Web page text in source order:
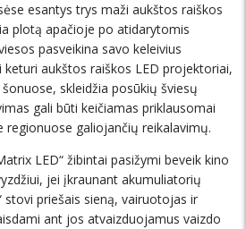
esantys trys maži aukštos raiškos
plotą apačioje po atidarytomis
pasveikina savo keleivius
keturi aukštos raiškos LED projektoriai,
skleidžia posūkių šviesų
gali būti keičiamas priklausomai
regionuose galiojančių reikalavimų.
LED“ žibintai pasižymi beveik kino
jei įkraunant akumuliatorių
stovi priešais sieną, vairuotojas ir
ant jos atvaizduojamus vaizdo